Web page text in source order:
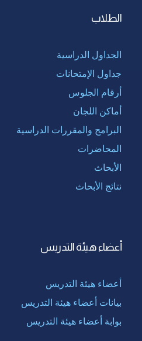
الطلاب
الجداول الدراسية
جداول الإمتحانات
أرقام الجلوس
أماكن اللجان
البرامج والمقررات الدراسية
المحاضرات
الأبحاث
نتائج الأبحاث
أعضاء هيئة التدريس
أعضاء هيئة التدريس
بيانات أعضاء هيئة التدريس
بوابة أعضاء هيئة التدريس